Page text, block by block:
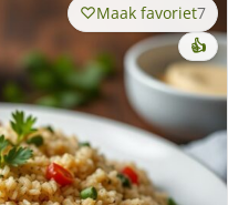
Maak favoriet7
👍